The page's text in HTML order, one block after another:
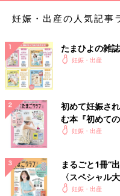
妊娠・出産の人気記事
たまひよの雑誌
妊娠・出産
初めて妊娠さ
む本『初めて
妊娠・出産
まるごと1冊“
〈スペシャル
妊娠・出産